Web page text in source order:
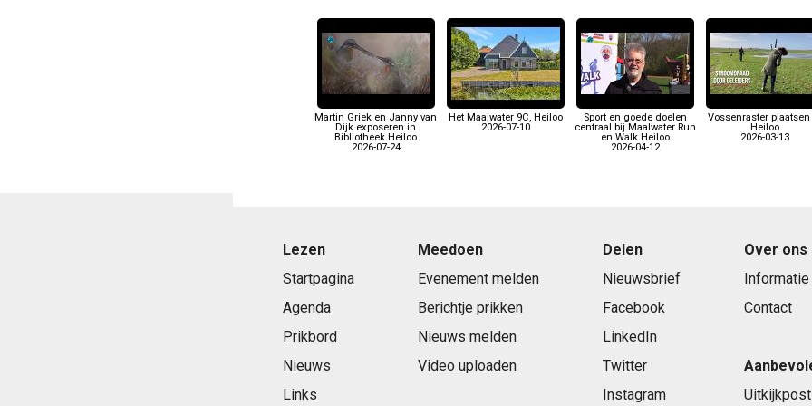
Martin Griek en Janny van
Dijk exposeren in
Bibliotheek Heiloo
2026-07-24
Het Maalwater 9C, Heiloo
2026-07-10
Sport en goede doelen
centraal bij Maalwater Run
en Walk Heiloo
2026-04-12
Vossenraster plaatsen
Heiloo
2026-03-13
Lezen
Startpagina
Agenda
Prikbord
Nieuws
Links
Meedoen
Evenement melden
Berichtje prikken
Nieuws melden
Video uploaden
Delen
Nieuwsbrief
Facebook
LinkedIn
Twitter
Instagram
Over ons
Informatie
Contact
Uitkijkpost